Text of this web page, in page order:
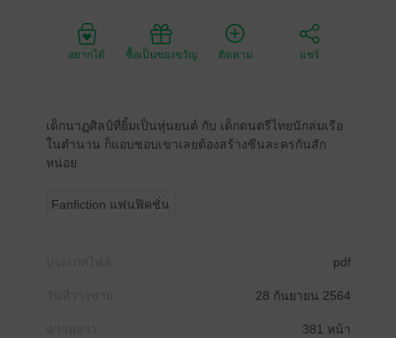
อยากได้ ซื้อเป็นของขวัญ ติดตาม แชร์
เด็กนาฏศิลป์ที่ยิ้มเป็นหุ่นยนต์ กับ เด็กดนตรีไทยนักล่มเรือ
ในตำนาน ก็แอบชอบเขาเลยต้องสร้างซีนละครกันสัก
หน่อย
Fanfiction แฟนฟิคชั่น
pdf
28 กันยายน 2564
381 หน้า